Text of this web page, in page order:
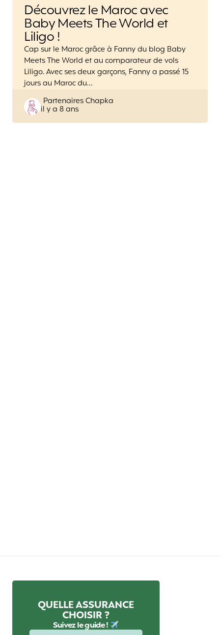
Découvrez le Maroc avec
Baby Meets The World et
Liligo !
Cap sur le Maroc grâce à Fanny du blog Baby
Meets The World et au comparateur de vols
Liligo. Avec ses deux garçons, Fanny a passé 15
jours au Maroc du…
Posted
by
Partenaires Chapka
il y a 8 ans
QUELLE ASSURANCE
CHOISIR ?
Suivez le guide !